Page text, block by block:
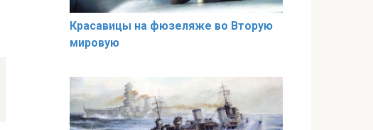
Красавицы на фюзеляже во Вторую
мировую